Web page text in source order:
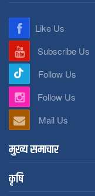
Like Us
Subscribe Us
Follow Us
Follow Us
Mail Us
मुख्य समाचार
कृषि